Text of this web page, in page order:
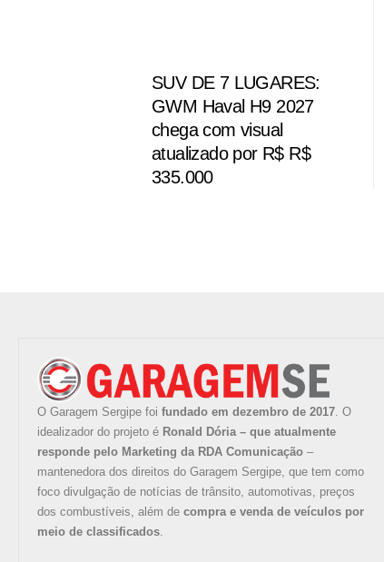
SUV DE 7 LUGARES:
GWM Haval H9 2027
chega com visual
atualizado por R$ R$
335.000
O Garagem Sergipe foi fundado em dezembro de 2017 . O
idealizador do projeto é Ronald Dória – que atualmente
responde pelo Marketing da RDA Comunicação –
mantenedora dos direitos do Garagem Sergipe, que tem como
foco divulgação de notícias de trânsito, automotivas, preços
dos combustíveis, além de compra e venda de veículos por
meio de classificados